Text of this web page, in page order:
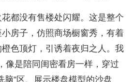
都没有售楼处闪耀。这是整个
房子，仿照商场橱窗秀，有着
色顶灯，引诱着夜归之人。我
像是陪同闺密看房一样，穿过
脑”区、展示楼盘模型的沙盘